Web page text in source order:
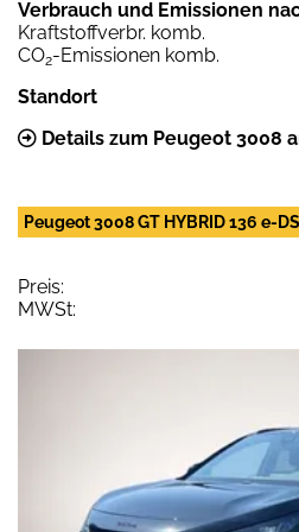
Verbrauch und Emissionen
Kraftstoffverbr. komb.
CO2-Emissionen komb.
Standort
Details zum Peugeot 3008
Peugeot 3008 GT HYBRID 136 e-
Preis:
MWSt: